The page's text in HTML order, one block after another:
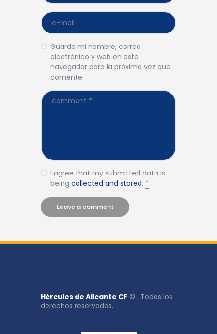
Guarda mi nombre, correo
electrónico y web en este
navegador para la próxima vez que
comente.
I agree that my submitted data is
being collected and stored.*
Hércules de Alicante CF © . Todos los
derechos reservados.